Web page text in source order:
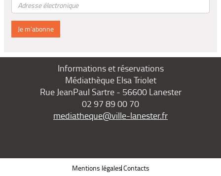
Je m'abonne
Informations et réservations
Médiathèque Elsa Triolet
Rue JeanPaul Sartre - 56600 Lanester
02 97 89 00 70
mediatheque@ville-lanester.fr
Mentions légalesContacts